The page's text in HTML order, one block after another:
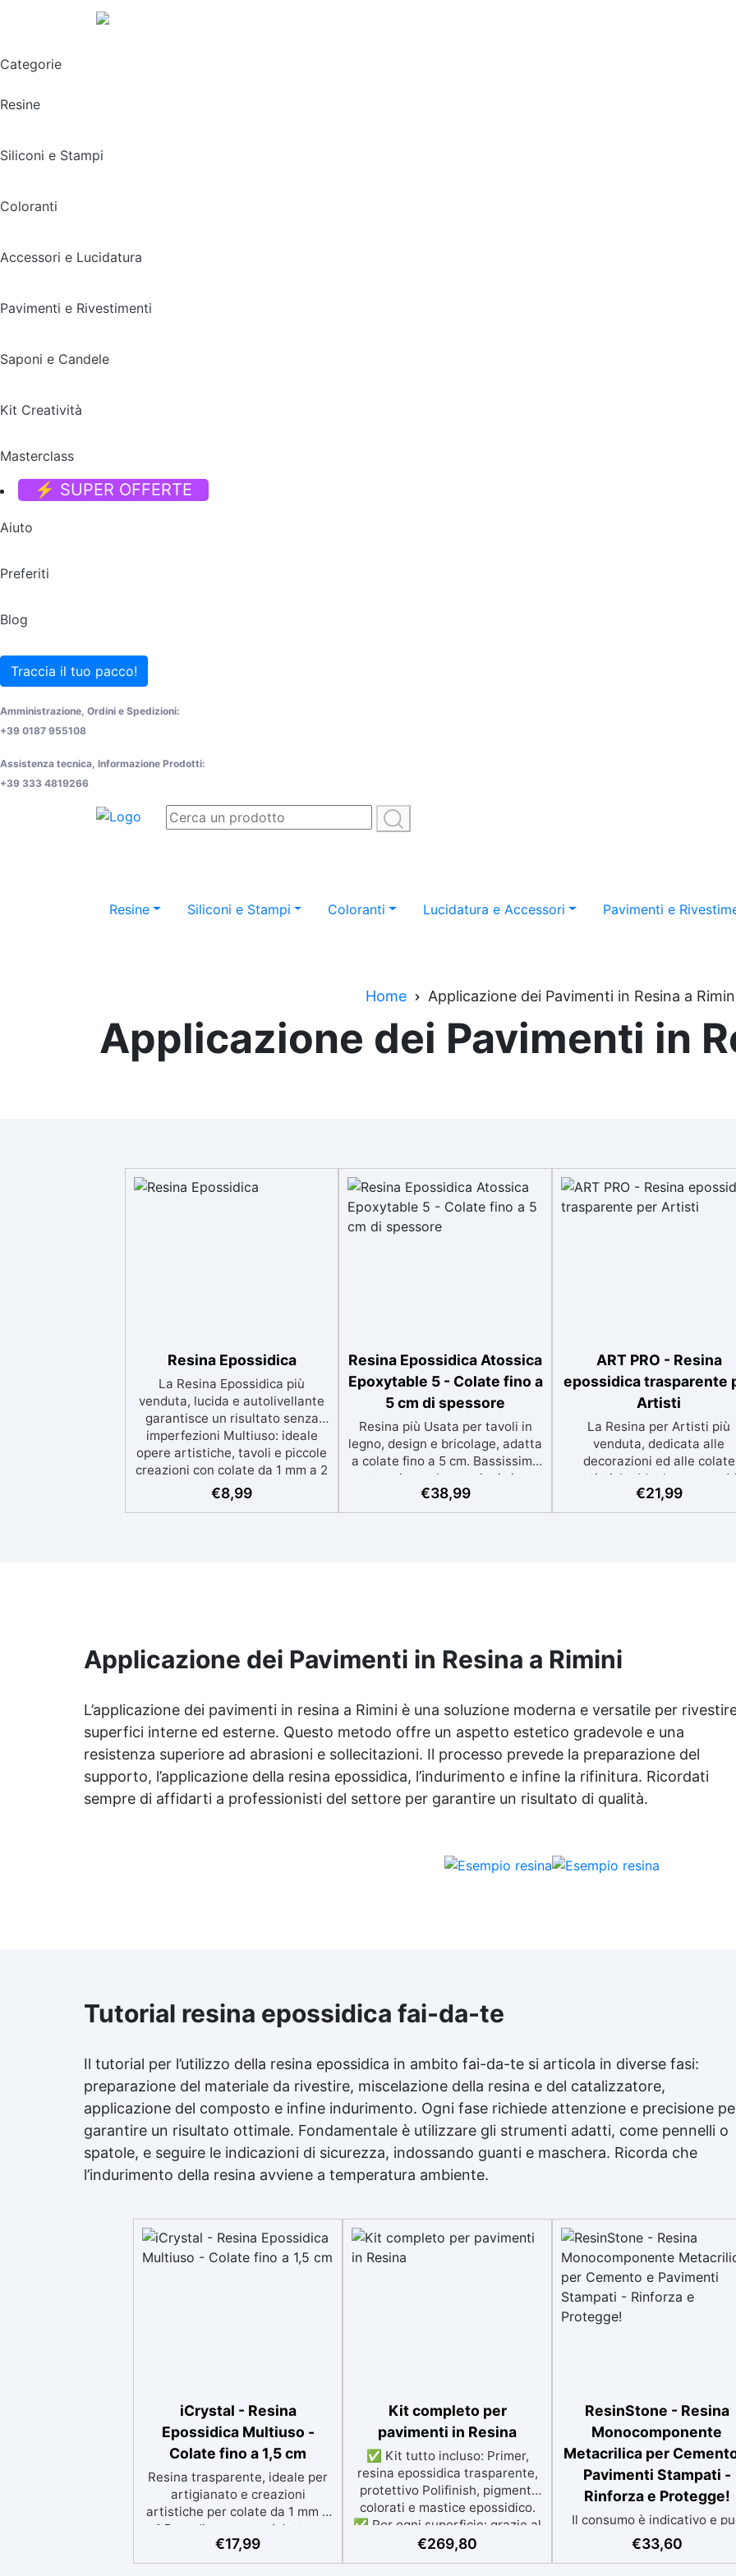
Categorie
Resine
Siliconi e Stampi
Coloranti
Accessori e Lucidatura
Pavimenti e Rivestimenti
Saponi e Candele
Kit Creatività
Masterclass
⚡ SUPER OFFERTE
Aiuto
Preferiti
Blog
Traccia il tuo pacco!
Amministrazione, Ordini e Spedizioni:
+39 0187 955108
Assistenza tecnica, Informazione Prodotti:
+39 333 4819266
Resine Siliconi e Stampi Coloranti Lucidatura e Accessori Pavimenti e
Home Applicazione dei Pavimenti in Resina a
Applicazione dei Pavimenti in
Resina Epossidica
La Resina Epossidica più
venduta, lucida e autolivellante
garantisce un risultato senza
imperfezioni Multiuso: ideale
opere artistiche, tavoli e piccole
creazioni con colate da 1 mm a 2
cm Resistente ai graffi e ai raggi
UV, garantendo opere durature,
€8,99
Resina Epossidica Atossica
Epoxytable 5 - Colate fino a
5 cm di spessore
Resina più Usata per tavoli in
legno, design e bricolage, adatta
a colate fino a 5 cm. Bassissima
esotermia per lavorazioni sicure
e senza surriscaldamenti.
Resistente a graffi e
€38,99
ART PRO - Resina
epossidica trasparente
Artisti
La Resina per Artisti più
venduta, dedicata alle
decorazioni ed alle colate
artistiche Ideale per
rivestimenti, vassoi e
piccole creazioni
€21,99
Applicazione dei Pavimenti in Resina a Rimini
L’applicazione dei pavimenti in resina a Rimini è una soluzione moderna e versatile per
superfici interne ed esterne. Questo metodo offre un aspetto estetico gradevole e una
resistenza superiore ad abrasioni e sollecitazioni. Il processo prevede la preparazione del
supporto, l’applicazione della resina epossidica, l’indurimento e infine la rifinitura. Ricordati
sempre di affidarti a professionisti del settore per garantire un risultato di qualità.
Tutorial resina epossidica fai-da-te
Il tutorial per l’utilizzo della resina epossidica in ambito fai-da-te si articola in diverse fasi:
preparazione del materiale da rivestire, miscelazione della resina e del catalizzatore,
applicazione del composto e infine indurimento. Ogni fase richiede attenzione e precisione
garantire un risultato ottimale. Fondamentale è utilizzare gli strumenti adatti, come pennelli o
spatole, e seguire le indicazioni di sicurezza, indossando guanti e maschera. Ricorda che
l’indurimento della resina avviene a temperatura ambiente.
iCrystal - Resina
Epossidica Multiuso -
Colate fino a 1,5 cm
Resina trasparente, ideale per
artigianato e creazioni
artistiche per colate da 1 mm a
1,5 cm di spessore. Adatta a
Tutti grazie al facile rapporto di
miscelazione 2:1, garantisce un
€17,99
Kit completo per
pavimenti in Resina
✅ Kit tutto incluso: Primer,
resina epossidica trasparente,
protettivo Polifinish, pigmenti
colorati e mastice epossidico.
✅ Per ogni superficie: grazie al
primer universale è applicabile
sia su calcestruzzo, piastrelle e
€269,80
ResinStone - Resina
Monocomponente
Metacrilica per
Pavimenti Stampati -
Rinforza e Protegge!
Il consumo è indicativo e
variare in base al grado di
assorbimento della
€33,60